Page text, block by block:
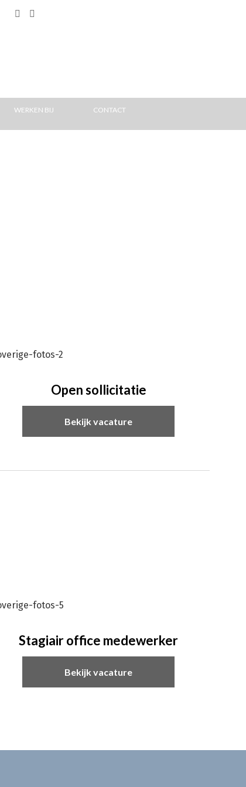
WERKEN BIJ CONTACT
Open sollicitatie
Bekijk vacature
Stagiair office medewerker
Bekijk vacature